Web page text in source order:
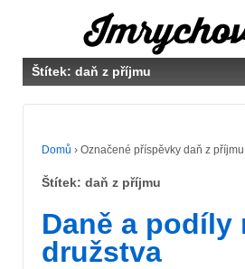
Štítek: daň z příjmu
Domů › Označené příspěvky daň z příjmu
Štítek: daň z příjmu
Daně a podíly
družstva